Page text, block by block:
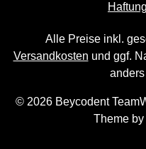
Alle Preise inkl.
Versandkosten und ggf.
© 2026 Beycodent
Theme by